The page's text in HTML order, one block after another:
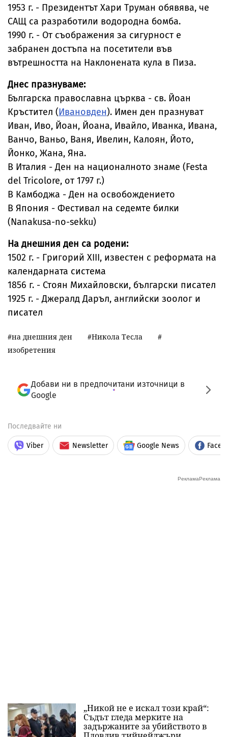
1953 г. - Президентът Хари Труман обявява, че
САЩ са разработили водородна бомба.
1990 г. - От съображения за сигурност е
забранен достъпа на посетители във
вътрешността на Наклонената кула в Пиза.
Днес празнуваме:
Българска православна църква - св. Йоан
Кръстител (Ивановден). Имен ден празнуват
Иван, Иво, Йоан, Йоана, Ивайло, Иванка, Ивана,
Ванчо, Ваньо, Ваня, Ивелин, Калоян, Йото,
Йонко, Жана, Яна.
В Италия - Ден на националното знаме (Festa
del Tricolore, от 1797 г.)
В Камбоджа - Ден на освобождението
В Япония - Фестивал на седемте билки
(Nanakusa-no-sekku)
На днешния ден са родени:
1502 г. - Григорий XIII, известен с реформата на
календарната система
1856 г. - Стоян Михайловски, български писател
1925 г. - Джералд Даръл, английски зоолог и
писател
на днешния ден
Никола Тесла
изобретения
Добави ни в предпочитани източници в
Google
Последвайте ни
Viber Newsletter Google News
„Никой не е искал този край“:
Съдът гледа мерките на
задържаните за убийството в